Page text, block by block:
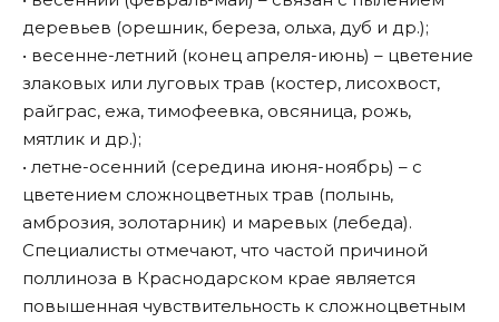
деревьев (орешник, береза, ольха, дуб и др.);
• весенне-летний (конец апреля-июнь) – цветение
злаковых или луговых трав (костер, лисохвост,
райграс, ежа, тимофеевка, овсяница, рожь,
мятлик и др.);
• летне-осенний (середина июня-ноябрь) – с
цветением сложноцветных трав (полынь,
амброзия, золотарник) и маревых (лебеда).
Специалисты отмечают, что частой причиной
поллиноза в Краснодарском крае является
повышенная чувствительность к сложноцветным